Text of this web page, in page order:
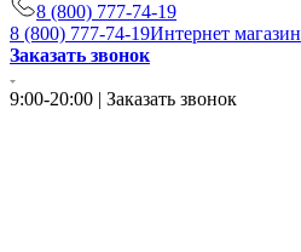
8 (800) 777-74-19
8 (800) 777-74-19Интернет магазин
Заказать звонок
9:00-20:00 | Заказать звонок